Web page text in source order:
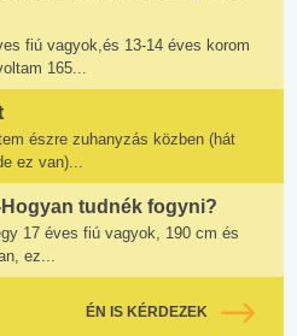
fiú vagyok,és 13-14 éves korom
165...
észre zuhanyzás közben (hát
ez van)...
tudnék fogyni?
17 éves fiú vagyok, 190 cm és
ez...
ÉN IS KÉRDEZEK